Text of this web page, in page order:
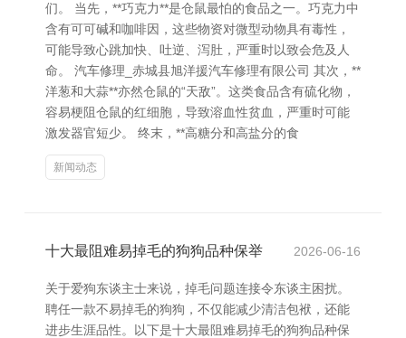
们。 当先，**巧克力**是仓鼠最怕的食品之一。巧克力中
含有可可碱和咖啡因，这些物资对微型动物具有毒性，
可能导致心跳加快、吐逆、泻肚，严重时以致会危及人
命。 汽车修理_赤城县旭洋援汽车修理有限公司 其次，**
洋葱和大蒜**亦然仓鼠的“天敌”。这类食品含有硫化物，
容易梗阻仓鼠的红细胞，导致溶血性贫血，严重时可能
激发器官短少。 终末，**高糖分和高盐分的食
新闻动态
十大最阻难易掉毛的狗狗品种保举 2026-06-16
关于爱狗东谈主士来说，掉毛问题连接令东谈主困扰。
聘任一款不易掉毛的狗狗，不仅能减少清洁包袱，还能
进步生涯品性。以下是十大最阻难易掉毛的狗狗品种保